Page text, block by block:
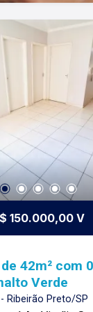
150.000,00 V
42m² com
Verde
Ribeirão Preto/SP